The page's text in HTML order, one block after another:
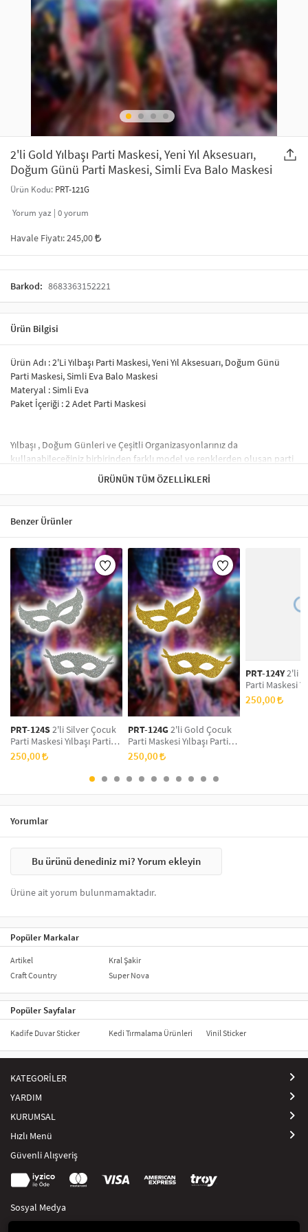
SAÇ AKSESUARLARI
GELİN / DÜĞÜN AKSESUARLARI
TELEFON ASKISI
MAKYAJ ÇANTASI
ŞAL VE FULAR
ODA KOKUSU VE MUM
PARTİ SÜSLERİ
YILBAŞI ÜRÜNLERİ
KULLAN AT TABAK BARDAK SETİ
2'li Gold Yılbaşı Parti Maskesi, Yeni Yıl Aksesuarı,
Doğum Günü Parti Maskesi, Simli Eva Balo Maskesi
Ürün Kodu: PRT-121G
Yorum yaz | 0yorum
Havale Fiyatı:245,00
Barkod: 8683363152221
Ürün Bilgisi
Ürün Adı : 2'Li Yılbaşı Parti Maskesi, Yeni Yıl Aksesuarı, Doğum Günü
Parti Maskesi, Simli Eva Balo Maskesi
Materyal : Simli Eva
Paket İçeriği : 2 Adet Parti Maskesi
Yılbaşı , Doğum Günleri ve Çeşitli Organizasyonlarınız da
kullanabileceğiniz birbirinden farklı model ve renklerden oluşan parti
maskelerimiz ile partileriniz daha da eğlenceli bir hal alacak.
Simli evadan üretildiği üzere azda olsa sim dökülmeleri yaşanacaktır.
İnce Lastik İp ile kolay kullanım sağlamaktadır.
Baş çevrenize göre dilediğiniz gibi ayarlayabilirsiniz.
Parti Maskeleri – Eğlenceli ve Şık Tasarımlar
Parti maskeleri, doğum günü, kostüm partileri, karnavallar ve maskeli
balolar gibi etkinliklerde popüler aksesuarlardır. Özellikle
maskeleri,simli maskelervetüylü maskelergibi çeşitler, partilerinize
renk katar. Ayrıca,Cadılar Bayramı maskelerivekarnaval maskeleri
de sıkça tercih edilen seçenekler arasındadır. Bu maskeler, hem
yetişkinler hem de çocuklar için farklı tasarımlarla sunulmaktadır.
Kaliteli malzemelerden üretilen maskeler, konforlu bir kullanım sağlar
ve etkinliklerinizde dikkat çekici bir görünüm elde etmenize yardımcı
olur.
ÜRÜNÜN TÜM ÖZELLIKLERI
Benzer Ürünler
PRT-124S2'li Silver Çocuk
Parti Maskesi Yılbaşı Parti
Maskesi, Yeni Yıl Aksesuarı,
Doğum Günü Parti Maskesi,
Simli Eva Balo Maskesi
250,00
PRT-124G2'li Gold Çocuk
Parti Maskesi Yılbaşı Parti
Maskesi, Yeni Yıl Aksesuarı,
Doğum Günü Parti Maskesi,
Simli Eva Balo Maskesi
250,00
PRT-124Y2'li
Parti Maskesi
Maskesi, Yeni
Doğum Günü
250,00
Yorumlar
Bu ürünü denediniz mi? Yorum ekleyin
Ürüne ait yorum bulunmamaktadır.
Popüler Markalar
Artikel
Craft Country
Kral Şakir
Super Nova
Popüler Sayfalar
Kadife Duvar Sticker Kedi Tırmalama Ürünleri Vinil Sticker
KATEGORİLER
YARDIM
KURUMSAL
Hızlı Menü
Güvenli Alışveriş
Sosyal Medya